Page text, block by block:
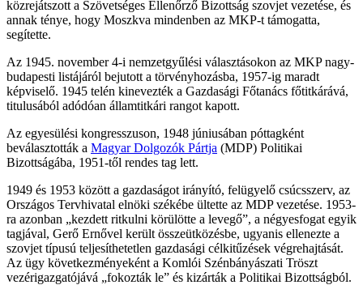
közrejátszott a Szövetséges Ellenőrző Bizottság szovjet vezetése, és
annak ténye, hogy Moszkva mindenben az MKP-t támogatta,
segítette.
Az 1945. november 4-i nemzetgyűlési választásokon az MKP nagy-
budapesti listájáról bejutott a törvényhozásba, 1957-ig maradt
képviselő. 1945 telén kinevezték a Gazdasági Főtanács főtitkárává,
titulusából adódóan államtitkári rangot kapott.
Az egyesülési kongresszuson, 1948 júniusában póttagként
beválasztották a Magyar Dolgozók Pártja (MDP) Politikai
Bizottságába, 1951-től rendes tag lett.
1949 és 1953 között a gazdaságot irányító, felügyelő csúcsszerv, az
Országos Tervhivatal elnöki székébe ültette az MDP vezetése. 1953-
ra azonban „kezdett ritkulni körülötte a levegő”, a négyesfogat egyik
tagjával, Gerő Ernővel került összeütközésbe, ugyanis ellenezte a
szovjet típusú teljesíthetetlen gazdasági célkitűzések végrehajtását.
Az ügy következményeként a Komlói Szénbányászati Tröszt
vezérigazgatójává „fokozták le” és kizárták a Politikai Bizottságból.